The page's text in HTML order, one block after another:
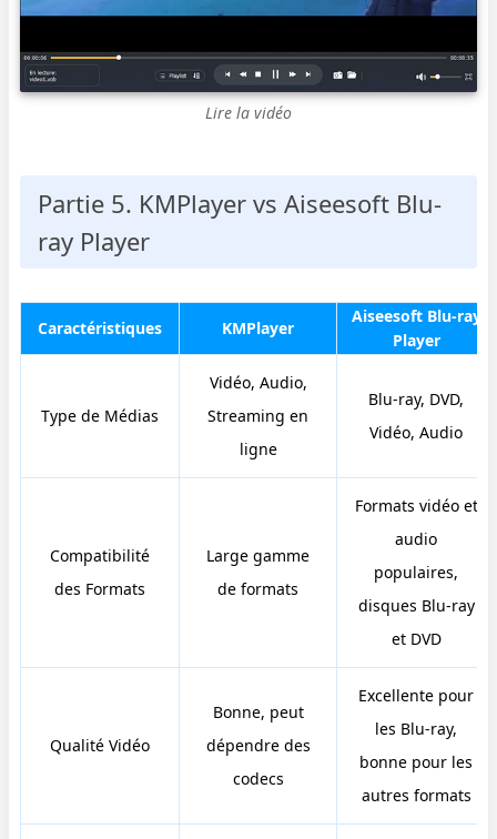
Lire la vidéo
Partie 5. KMPlayer vs Aiseesoft Blu-
ray Player
Caractéristiques KMPlayer
Aiseesoft Blu-ray
Player
Type de Médias
Vidéo, Audio,
Streaming en
ligne
Blu-ray, DVD,
Vidéo, Audio
Compatibilité
des Formats
Large gamme
de formats
Formats vidéo et
audio
populaires,
disques Blu-ray
et DVD
Qualité Vidéo
Bonne, peut
dépendre des
codecs
Excellente pour
les Blu-ray,
bonne pour les
autres formats